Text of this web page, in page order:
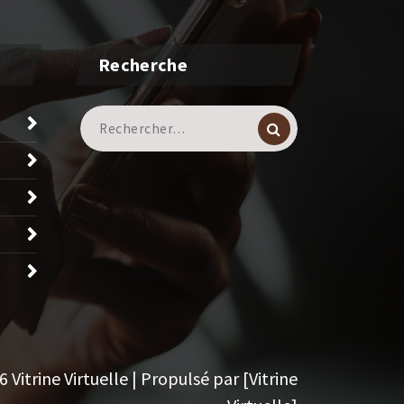
Recherche
Recherche
pour :
Vitrine Virtuelle | Propulsé par [Vitrine